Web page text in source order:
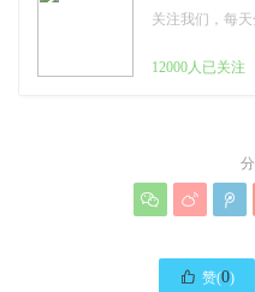
关注我们，每
12000人已关注
  
 赞(0)